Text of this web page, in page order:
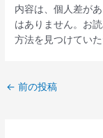
内容は、個人差が
はありません。お
方法を見つけてい
← 前の投稿